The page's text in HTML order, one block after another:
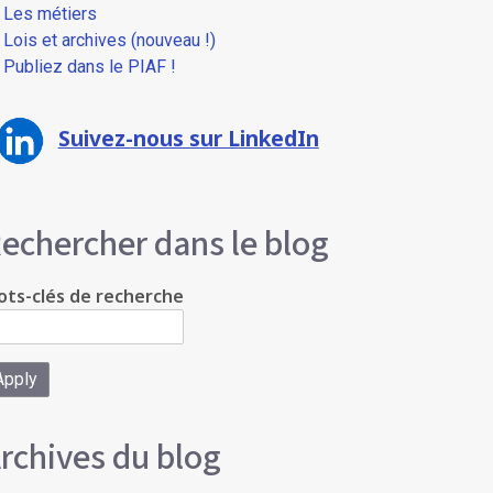
Les métiers
Lois et archives (nouveau !)
Publiez dans le PIAF !
Suivez-nous sur LinkedIn
dans le blog
clés de recherche
du blog